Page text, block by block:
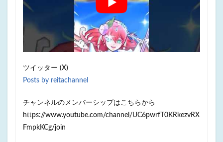
ツイッター (X)
Posts by reitachannel
チャンネルのメンバーシップはこちらから
https://www.youtube.com/channel/UC6pwrfT0KRkezvRX
FmpkKCg/join